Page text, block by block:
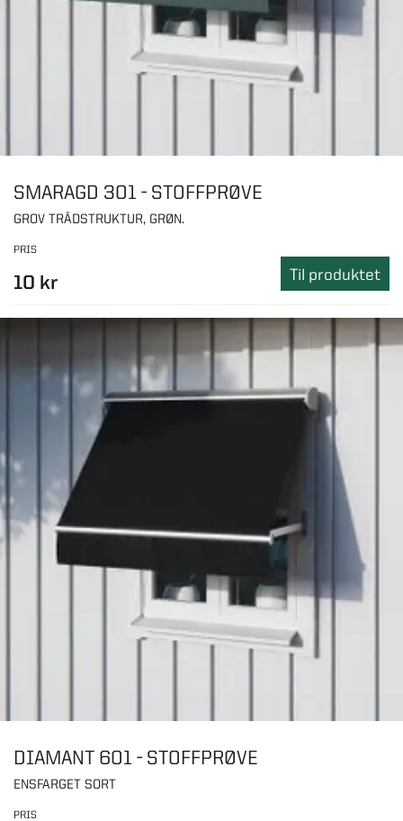
SMARAGD 301 - STOFFPRØVE
GROV TRÅDSTRUKTUR, GRØN.
PRIS
10 kr Til produktet
DIAMANT 601 - STOFFPRØVE
ENSFARGET SORT
PRIS